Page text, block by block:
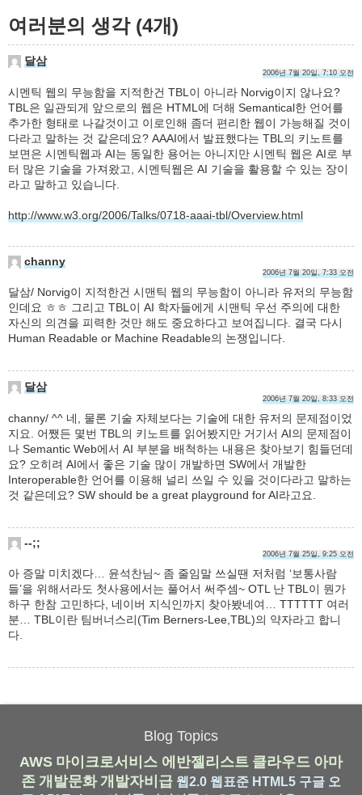
여러분의 생각 (4개)
달삼
2006년 7월 20일, 7:10 오전
시멘틱 웹의 무능함을 지적한건 TBL이 아니라 Norvig이지 않나요?
TBL은 일관되게 앞으로의 웹은 HTML에 더해 Semantical한 언어를
추가한 형태로 나갈것이고 이로인해 좀더 편리한 웹이 가능해질 것이
다라고 말하는 것 같은데요? AAAI에서 발표했다는 TBL의 키노트를
보면은 시멘틱웹과 AI는 동일한 용어는 아니지만 시멘틱 웹은 AI로 부
터 많은 기술을 가져왔고, 시멘틱웹은 AI 기술을 활용할 수 있는 장이
라고 말하고 있습니다.
http://www.w3.org/2006/Talks/0718-aaai-tbl/Overview.html
channy
2006년 7월 20일, 7:33 오전
달삼/ Norvig이 지적한건 시맨틱 웹의 무능함이 아니라 유저의 무능함
인데요 ㅎㅎ 그리고 TBL이 AI 학자들에게 시맨틱 우선 주의에 대한
자신의 의견을 피력한 것만 해도 중요하다고 보여집니다. 결국 다시
Human Readable or Machine Readable의 논쟁입니다.
달삼
2006년 7월 20일, 8:33 오전
channy/ ^^ 네, 물론 기술 자체보다는 기술에 대한 유저의 문제점이었
지요. 어쨌든 몇번 TBL의 키노트를 읽어봤지만 거기서 AI의 문제점이
나 Semantic Web에서 AI 부분을 배척하는 내용은 찾아보기 힘들던데
요? 오히려 AI에서 좋은 기술 많이 개발하면 SW에서 개발한
Interoperable한 언어를 이용해 널리 쓰일 수 있을 것이다라고 말하는
것 같은데요? SW should be a great playground for AI라고요.
--;;
2006년 7월 25일, 9:25 오전
아 증말 미치겠다… 윤석찬님~ 좀 줄임말 쓰실땐 저처럼 ‘보통사람
들’을 위해서라도 첫사용에서는 풀어서 써주셈~ OTL 난 TBL이 뭔가
하구 한참 고민하다, 네이버 지식인까지 찾아봤네여… TTTTTT 여러
분… TBL이란 팀버너스리(Tim Berners-Lee,TBL)의 약자라고 합니
다.
Blog Topics
AWS 마이크로서비스 에반젤리스트 클라우드 아마
존 개발문화 개발자비급 웹2.0 웹표준 HTML5 구글 오